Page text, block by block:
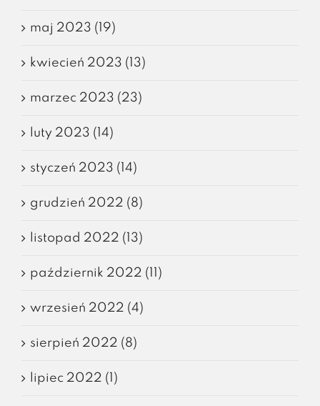
maj 2023 (19)
kwiecień 2023 (13)
marzec 2023 (23)
luty 2023 (14)
styczeń 2023 (14)
grudzień 2022 (8)
listopad 2022 (13)
październik 2022 (11)
wrzesień 2022 (4)
sierpień 2022 (8)
lipiec 2022 (1)